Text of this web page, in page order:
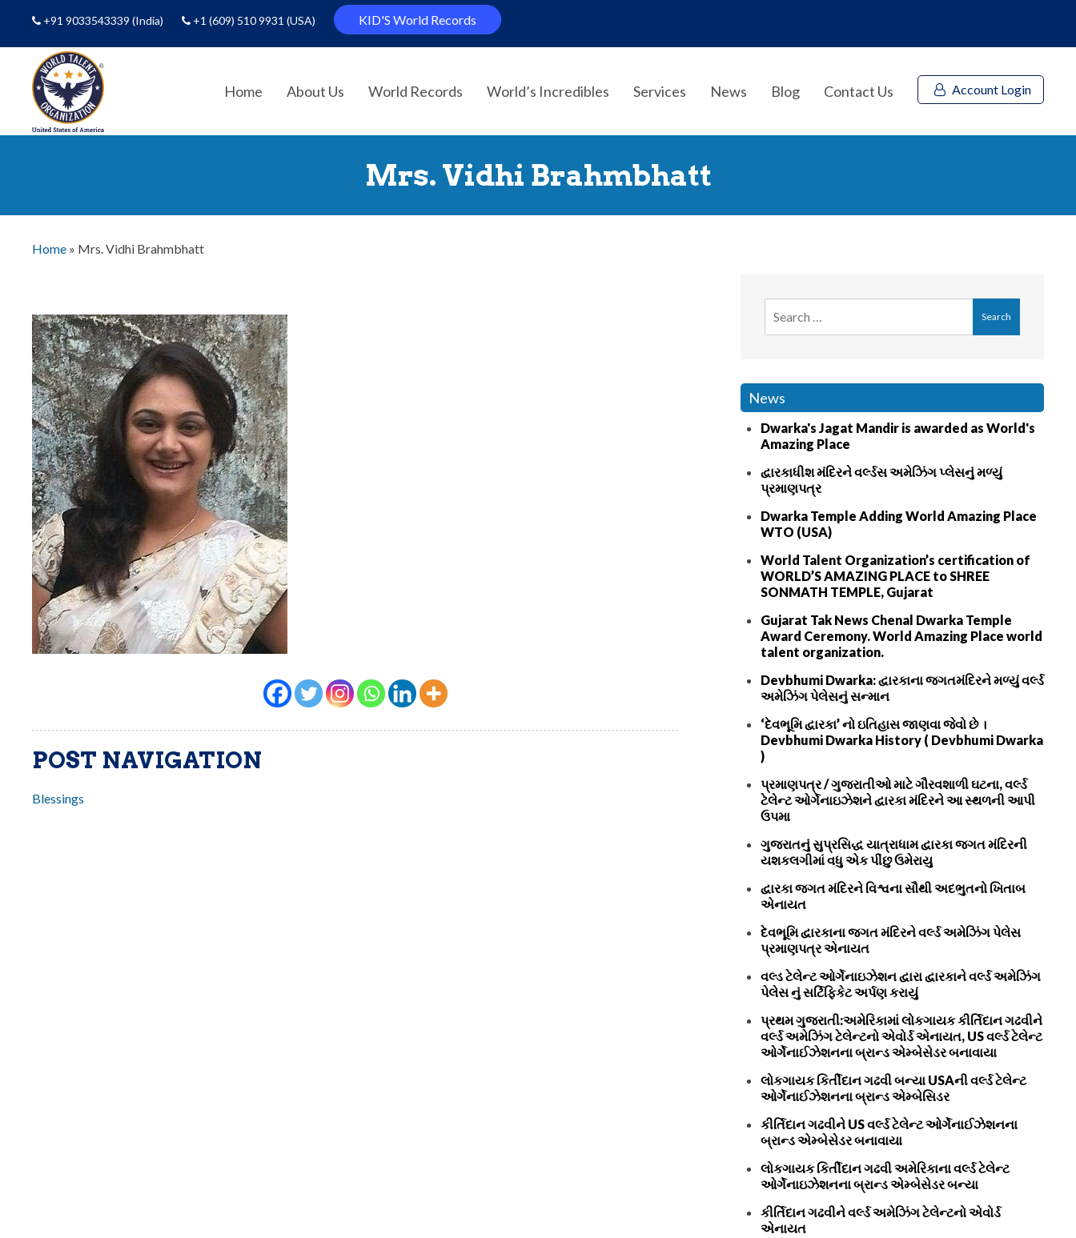
+91 9033543339(India) +1 (609) 510 9931 (USA) KID'S World Records
Home About Us World Records World’s Incredibles Services News Blog Contact Us Account Login
Mrs. Vidhi Brahmbhatt
Home » Mrs. Vidhi Brahmbhatt
POST NAVIGATION
Blessings
News
Dwarka's Jagat Mandir is awarded as World's
Amazing Place
દ્વારકાધીશ મંદિરને વર્લ્ડસ અમેઝિંગ પ્લેસનું મળ્યું
પ્રમાણપત્ર
Dwarka Temple Adding World Amazing Place
WTO (USA)
World Talent Organization’s certification of
WORLD’S AMAZING PLACE to SHREE
SONMATH TEMPLE, Gujarat
Gujarat Tak News Chenal Dwarka Temple
Award Ceremony. World Amazing Place world
talent organization.
Devbhumi Dwarka: દ્વારકાના જગતમંદિરને મળ્યું વર્લ્ડ
અમેઝિંગ પેલેસનું સન્માન
‘દેવભૂમિ દ્વારકા’ નો ઇતિહાસ જાણવા જેવો છે ।
Devbhumi Dwarka History ( Devbhumi Dwarka
)
પ્રમાણપત્ર / ગુજરાતીઓ માટે ગૌરવશાળી ઘટના, વર્લ્ડ
ટેલેન્ટ ઓર્ગેનાઇઝેશને દ્વારકા મંદિરને આ સ્થળની આપી
ઉપમા
ગુજરાતનું સુપ્રસિદ્ધ યાત્રાધામ દ્વારકા જગત મંદિરની
યશકલગીમાં વધુ એક પીંછુ ઉમેરાયુ
દ્વારકા જગત મંદિરને વિશ્વના સૌથી અદભુતનો ખિતાબ
એનાયત
દેવભૂમિ દ્વારકાના જગત મંદિરને વર્લ્ડ અમેઝિંગ પેલેસ
પ્રમાણપત્ર એનાયત
વલ્ડ ટેલેન્ટ ઓર્ગેનાઇઝેશન દ્વારા દ્વારકાને વર્લ્ડ અમેઝિંગ
પેલેસ નું સર્ટિફિકેટ અર્પણ કરાયું
પ્રથમ ગુજરાતી:અમેરિકામાં લોકગાયક કીર્તિદાન ગઢવીને
વર્લ્ડ અમેઝિંગ ટેલેન્ટનો એવોર્ડ એનાયત, US વર્લ્ડ ટેલેન્ટ
ઓર્ગેનાઈઝેશનના બ્રાન્ડ એમ્બેસેડર બનાવાયા
લોકગાયક કિર્તીદાન ગઢવી બન્યા USAની વર્લ્ડ ટેલેન્ટ
ઓર્ગેનાઈઝેશનના બ્રાન્ડ એમ્બેસિડર
કીર્તિદાન ગઢવીને US વર્લ્ડ ટેલેન્ટ ઓર્ગેનાઈઝેશનના
બ્રાન્ડ એમ્બેસેડર બનાવાયા
લોકગાયક કિર્તીદાન ગઢવી અમેરિકાના વર્લ્ડ ટેલેન્ટ
ઓર્ગેનાઇઝેશનના બ્રાન્ડ એમ્બેસેડર બન્યા
કીર્તિદાન ગઢવીને વર્લ્ડ અમેઝિંગ ટેલેન્ટનો એવોર્ડ
એનાયત